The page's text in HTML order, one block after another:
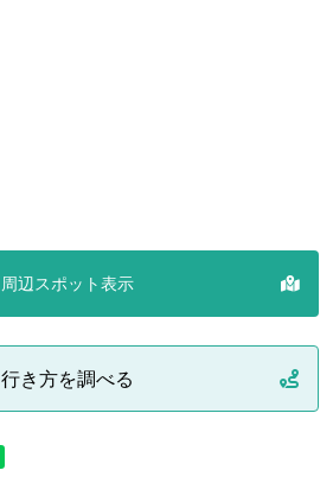
周辺スポット表示
行き方を調べる